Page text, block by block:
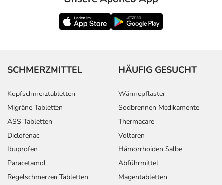
SCHMERZMITTEL
Kopfschmerztabletten
Migräne Tabletten
ASS Tabletten
Diclofenac
Ibuprofen
Paracetamol
Regelschmerzen Tabletten
HÄUFIG GESUCHT
Wärmepflaster
Sodbrennen Medikamente
Thermacare
Voltaren
Hämorrhoiden Salbe
Abführmittel
Magentabletten